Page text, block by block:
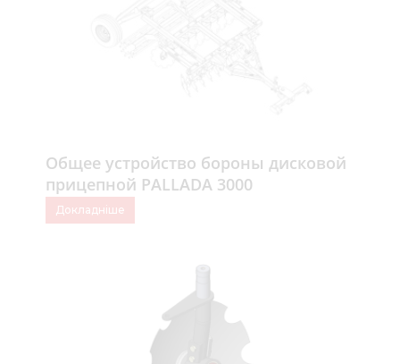
Общее устройство бороны дисковой
прицепной PALLADA 3000
Докладніше